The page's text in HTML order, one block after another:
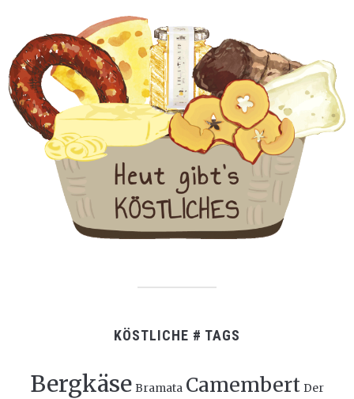
KÖSTLICHE # TAGS
Bergkäse Bramata Camembert Der